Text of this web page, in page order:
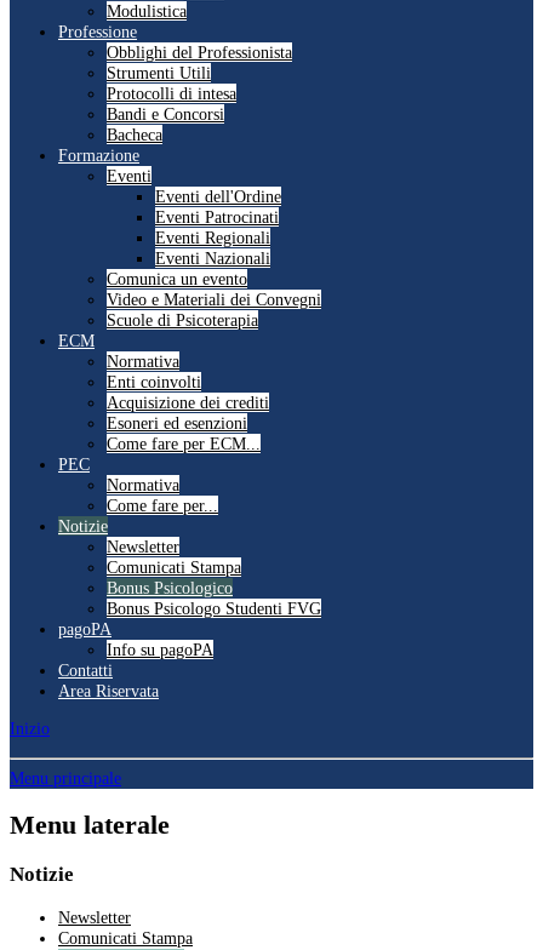
Modulistica
Professione
Obblighi del Professionista
Strumenti Utili
Protocolli di intesa
Bandi e Concorsi
Bacheca
Formazione
Eventi
Eventi dell'Ordine
Eventi Patrocinati
Eventi Regionali
Eventi Nazionali
Comunica un evento
Video e Materiali dei Convegni
Scuole di Psicoterapia
ECM
Normativa
Enti coinvolti
Acquisizione dei crediti
Esoneri ed esenzioni
Come fare per ECM...
PEC
Normativa
Come fare per...
Notizie
Newsletter
Comunicati Stampa
Bonus Psicologico
Bonus Psicologo Studenti FVG
pagoPA
Info su pagoPA
Contatti
Area Riservata
Inizio
Menu principale
Menu laterale
Notizie
Newsletter
Comunicati Stampa